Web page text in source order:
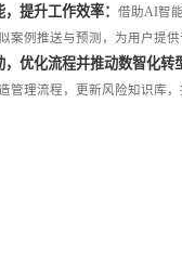
提升工作效率：
借助AI智
案例推送与预测，为用户提
优化流程并推动数智化转
管理流程，更新风险知识库